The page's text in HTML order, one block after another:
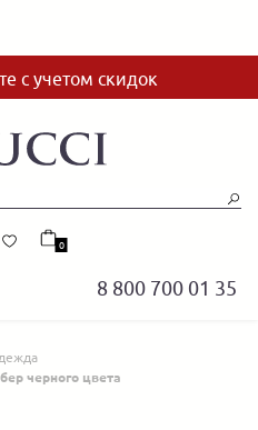
с учетом скидок
8 800 700 01 35
0
черного цвета